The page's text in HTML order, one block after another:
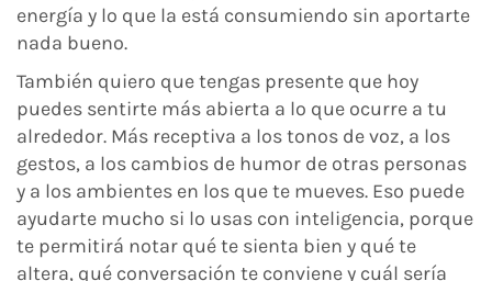
energía y lo que la está consumiendo sin aportarte
nada bueno.
También quiero que tengas presente que hoy
puedes sentirte más abierta a lo que ocurre a tu
alrededor. Más receptiva a los tonos de voz, a los
gestos, a los cambios de humor de otras personas
y a los ambientes en los que te mueves. Eso puede
ayudarte mucho si lo usas con inteligencia, porque
te permitirá notar qué te sienta bien y qué te
altera, qué conversación te conviene y cuál sería